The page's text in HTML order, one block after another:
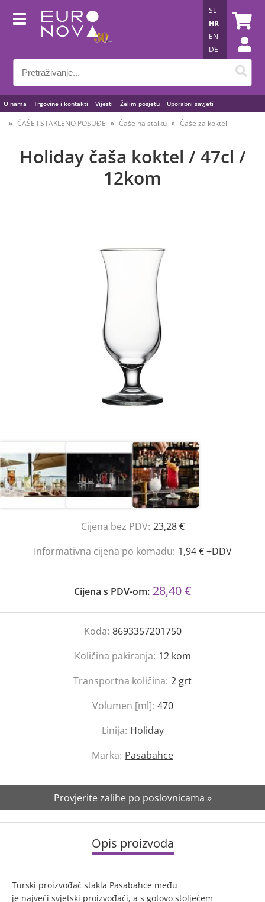
O nama Trgovine i kontakti Vijesti Želim posjetu Uporabni savjeti
SL
HR
EN
DE
ČAŠE I STAKLENO POSUĐE Čaše na stalku Čaše za koktel
Holiday čaša koktel / 47cl /
12kom
Cijena bez PDV: 23,28 €
Informativna cijena po komadu: 1,94 € +DDV
Cijena s PDV-om: 28,40 €
Koda: 8693357201750
Količina pakiranja: 12 kom
Transportna količina: 2 grt
Volumen [ml]: 470
Linija: Holiday
Marka: Pasabahce
Provjerite zalihe po poslovnicama »
Opis proizvoda
Turski proizvođač stakla Pasabahce među
je najveći svjetski proizvođači, a s gotovo stoljećem